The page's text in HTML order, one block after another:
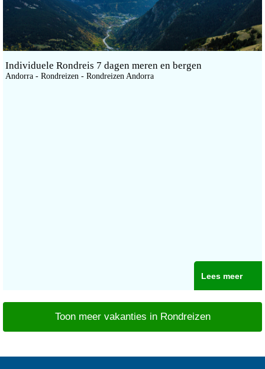
Individuele Rondreis 7 dagen meren en bergen
Andorra - Rondreizen - Rondreizen Andorra
Lees meer
Toon meer vakanties in Rondreizen